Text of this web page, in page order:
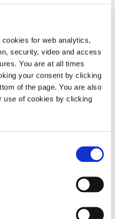
for web analytics,
security, video and access
You are at all times
your consent by clicking
of the page. You are also
use of cookies by clicking
dansk. Jeg har set, at der er
vil tage patent på danskheden.
at definere, hvad danskhed
som i et af sine digte 'Noget om
femte vers:
kender digtet, citat slut.
i Danmark, og for at man ikke